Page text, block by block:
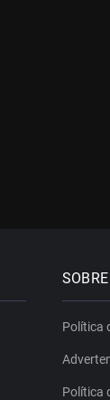
Política
Política